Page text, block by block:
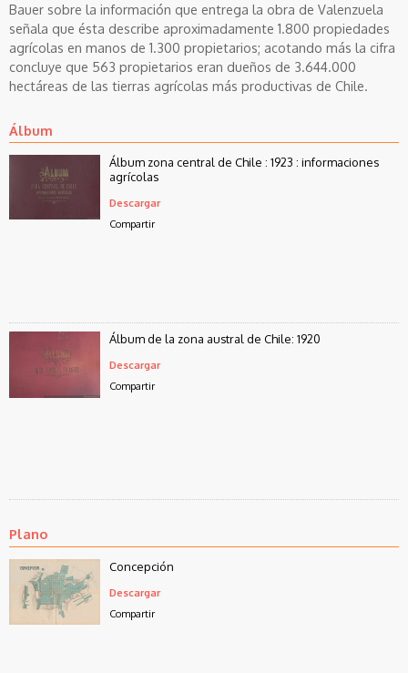
Bauer sobre la información que entrega la obra de Valenzuela
señala que ésta describe aproximadamente 1.800 propiedades
agrícolas en manos de 1.300 propietarios; acotando más la cifra
concluye que 563 propietarios eran dueños de 3.644.000
hectáreas de las tierras agrícolas más productivas de Chile.
Álbum
Álbum zona central de Chile : 1923 : informaciones
agrícolas
Descargar
Compartir
Álbum de la zona austral de Chile: 1920
Descargar
Compartir
Plano
Concepción
Descargar
Compartir